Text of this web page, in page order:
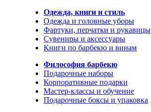
Одежда, книги и стиль
Одежда и головные уборы
Фартуки, перчатки и рукавицы
Сувениры и аксессуары
Книги по барбекю и винам
Философия барбекю
Подарочные наборы
Корпоративные подарки
Мастер-классы и обучение
Подарочные боксы и упаковка